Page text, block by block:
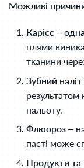
Можливі
Карієс –
плями
тканини
Зубний наліт
нальоту.
Флюороз –
пасті може
Продукти та